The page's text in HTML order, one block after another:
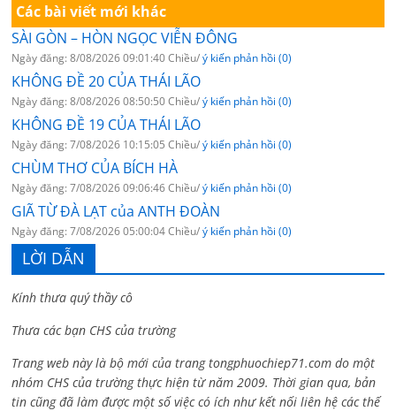
Các bài viết mới khác
SÀI GÒN – HÒN NGỌC VIỄN ĐÔNG
Ngày đăng: 8/08/2026 09:01:40 Chiều/ý kiến phản hồi (0)
KHÔNG ĐỀ 20 CỦA THÁI LÃO
Ngày đăng: 8/08/2026 08:50:50 Chiều/ý kiến phản hồi (0)
KHÔNG ĐỀ 19 CỦA THÁI LÃO
Ngày đăng: 7/08/2026 10:15:05 Chiều/ý kiến phản hồi (0)
CHÙM THƠ CỦA BÍCH HÀ
Ngày đăng: 7/08/2026 09:06:46 Chiều/ý kiến phản hồi (0)
GIÃ TỪ ĐÀ LẠT của ANTH ĐOÀN
Ngày đăng: 7/08/2026 05:00:04 Chiều/ý kiến phản hồi (0)
LỜI DẪN
Kính thưa quý thầy cô
Thưa các bạn CHS của trường
Trang web này là bộ mới của trang tongphuochiep71.com do một
nhóm CHS của trường thực hiện từ năm 2009. Thời gian qua, bản
tin cũng đã làm được một số việc có ích như kết nối liên hệ các thế